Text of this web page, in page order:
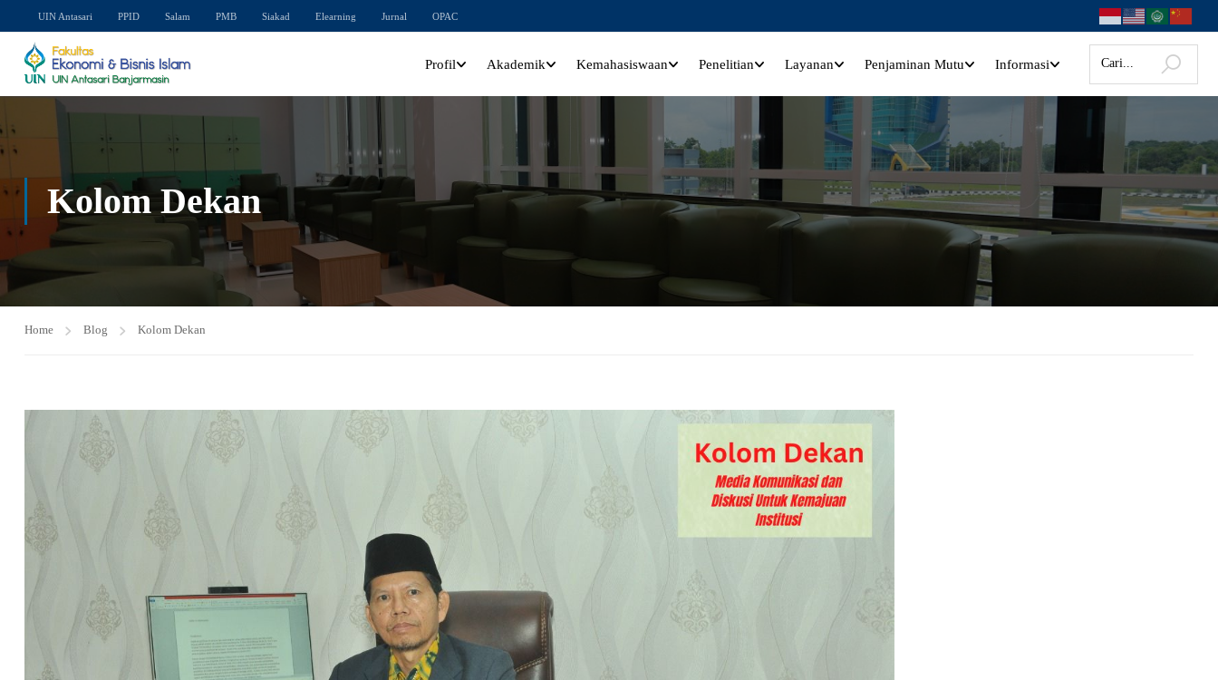
UIN Antasari PPID Salam PMB Siakad Elearning Jurnal OPAC
Profil Akademik Kemahasiswaan Penelitian Layanan Penjaminan Mutu Informasi
Kolom Dekan
Home Blog Kolom Dekan